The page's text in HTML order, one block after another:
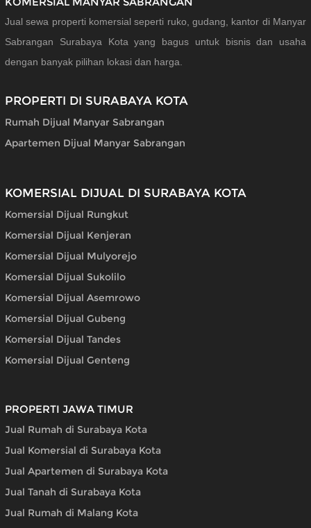
Jual sewa properti komersial seperti ruko, gudang, kantor di Manyar
Sabrangan Surabaya Kota yang bagus untuk bisnis dan usaha
dengan banyak pilihan lokasi dan harga.
PROPERTI DI SURABAYA KOTA
Rumah Dijual Manyar Sabrangan
Apartemen Dijual Manyar Sabrangan
KOMERSIAL DIJUAL DI SURABAYA KOTA
Komersial Dijual Rungkut
Komersial Dijual Kenjeran
Komersial Dijual Mulyorejo
Komersial Dijual Sukolilo
Komersial Dijual Asemrowo
Komersial Dijual Gubeng
Komersial Dijual Tandes
Komersial Dijual Genteng
PROPERTI JAWA TIMUR
Jual Rumah di Surabaya Kota
Jual Komersial di Surabaya Kota
Jual Apartemen di Surabaya Kota
Jual Tanah di Surabaya Kota
Jual Rumah di Malang Kota